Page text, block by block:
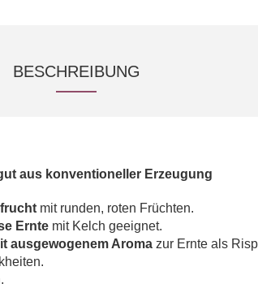
BESCHREIBUNG
aus konventioneller Erzeugung
mit runden, roten Früchten.
Ernte mit Kelch geeignet.
ausgewogenem Aroma zur Ernte als